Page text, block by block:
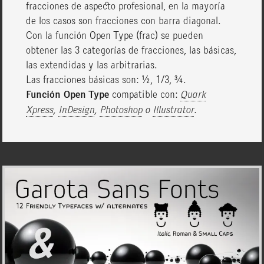
fracciones de aspecto profesional, en la mayoría
de los casos son fracciones con barra diagonal.
Con la función Open Type (frac) se pueden
obtener las 3 categorías de fracciones, las básicas,
las extendidas y las arbitrarias.
Las fracciones básicas son: 1/2, 1/3, 3/4.
Función Open Type compatible con: Quark
Xpress, InDesign, Photoshopo Illustrator.